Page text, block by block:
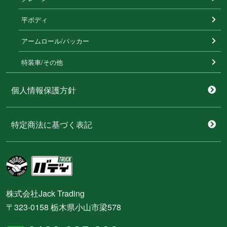
平ボディ
アームロール/パッカー
特装⾞/その他
個人情報保護方針
特定商法に基づく表記
株式会社Jack Trading
〒323-0158 栃木県小山市梁578